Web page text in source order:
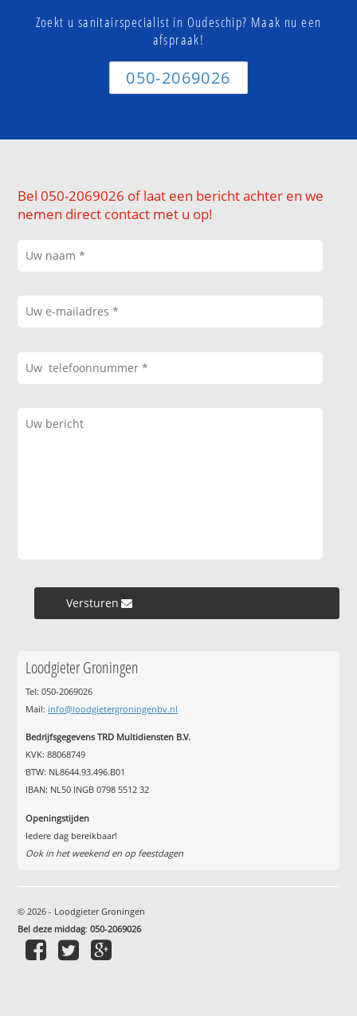
Zoekt u sanitairspecialist in Oudeschip? Maak nu een
afspraak!
050-2069026
Bel 050-2069026 of laat een bericht achter en we
nemen direct contact met u op!
Versturen »
Loodgieter Groningen
Tel: 050-2069026
Mail: info@loodgietergroningenbv.nl
Bedrijfsgegevens TRD Multidiensten B.V.
KVK: 88068749
BTW: NL8644.93.496.B01
IBAN: NL50 INGB 0798 5512 32
Openingstijden
Iedere dag bereikbaar!
Ook in het weekend en op feestdagen
© 2026 - Loodgieter Groningen
Bel deze middag:050-2069026